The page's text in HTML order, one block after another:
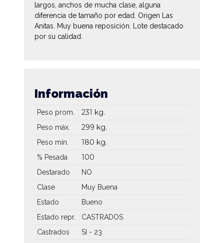
largos, anchos de mucha clase, alguna
diferencia de tamaño por edad. Origen Las
Anitas. Muy buena reposición. Lote destacado
por su calidad.
Información
Peso prom. 231 kg.
Peso máx. 299 kg.
Peso mín. 180 kg.
% Pesada 100
Destarado
NO
Clase
Muy Buena
Estado
Bueno
Estado repr.
CASTRADOS
Castrados
SI - 23